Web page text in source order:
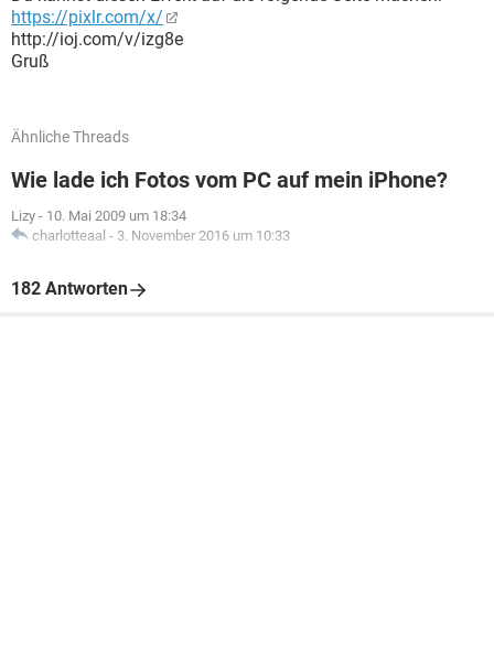
https://pixlr.com/x/
http://ioj.com/v/izg8e
Gruß
Ähnliche Threads
Wie lade ich Fotos vom PC auf mein iPhone?
Lizy - 10. Mai 2009 um 18:34
charlotteaal - 3. November 2016 um 10:33
182 Antworten